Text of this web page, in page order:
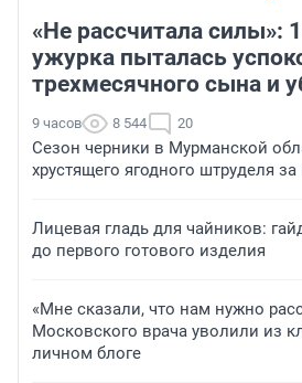
«Не рассчитала силы»:
ужурка пыталась
трехмесячного сына и
9 часов 8 544 20
Сезон черники в Мурманской
хрустящего ягодного штруделя
Лицевая гладь для чайников:
до первого готового изделия
«Мне сказали, что нам нужно
Московского врача уволили из
личном блоге